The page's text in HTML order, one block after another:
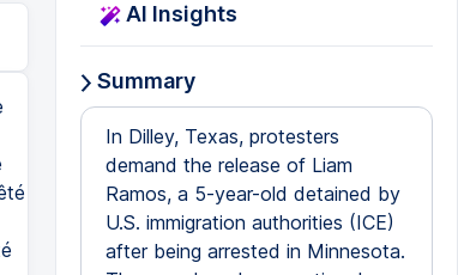
AI Insights
Summary
In Dilley, Texas, protesters
demand the release of Liam
Ramos, a 5-year-old detained by
U.S. immigration authorities (ICE)
after being arrested in Minnesota.